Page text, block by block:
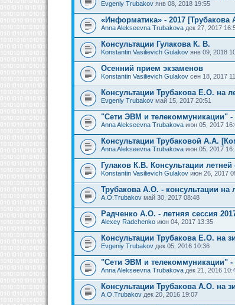
Evgeniy Trubakov янв 08, 2018 19:55
«Информатика» - 2017 [Трубакова
Anna Alekseevna Trubakova дек 27, 2017
Консультации Гулакова К. В.
Konstantin Vasilievich Gulakov янв 09, 2018
Осенний прием экзаменов
Konstantin Vasilievich Gulakov сен 18, 2017
Консультации Трубакова Е.О. на
Evgeniy Trubakov май 15, 2017 20:51
"Сети ЭВМ и телекоммуникации" -
Anna Alekseevna Trubakova июн 05, 2017
Консультации Трубаковой А.А.
Anna Alekseevna Trubakova июн 05, 2017
Гулаков К.В. Консультации летней
Konstantin Vasilievich Gulakov июн 26, 2017
Трубакова А.О. - консультации на
A.O.Trubakov май 30, 2017 08:48
Радченко А.О. - летняя сессия
Alexey Radchenko июн 04, 2017 13:35
Консультации Трубакова Е.О. на
Evgeniy Trubakov дек 05, 2016 10:36
"Сети ЭВМ и телекоммуникации" -
Anna Alekseevna Trubakova дек 21, 2016
Консультации Трубакова А.О. на
A.O.Trubakov дек 20, 2016 19:07